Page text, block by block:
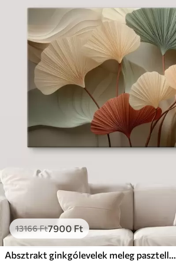
13166Ft7900Ft
Absztrakt ginkgólevelek meleg pasztell színekben